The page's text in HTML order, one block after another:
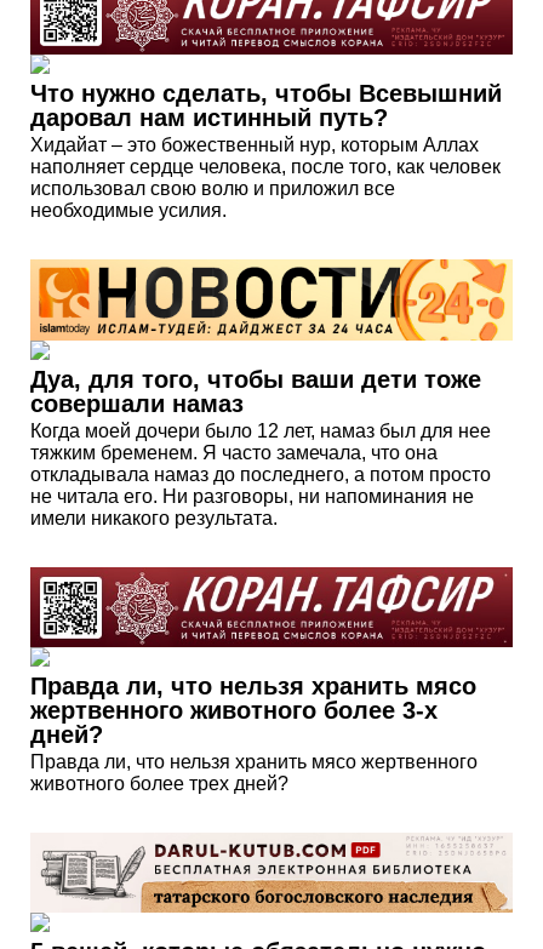
Что нужно сделать, чтобы Всевышний
даровал нам истинный путь?
Хидайат – это божественный нур, которым Аллах
наполняет сердце человека, после того, как человек
использовал свою волю и приложил все
необходимые усилия.
Дуа, для того, чтобы ваши дети тоже
совершали намаз
Когда моей дочери было 12 лет, намаз был для нее
тяжким бременем. Я часто замечала, что она
откладывала намаз до последнего, а потом просто
не читала его. Ни разговоры, ни напоминания не
имели никакого результата.
Правда ли, что нельзя хранить мясо
жертвенного животного более 3-х
дней?
Правда ли, что нельзя хранить мясо жертвенного
животного более трех дней?